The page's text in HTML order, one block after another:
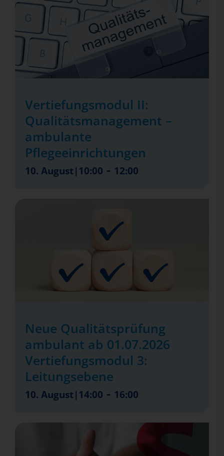
Vertiefungsmodul II:
Qualitätsmanagement –
ambulante
Pflegeeinrichtungen
10. August|10:00 - 12:00
Neue Qualitätsprüfung
ambulant ab 01.07.2026
Vertiefungsmodul 3:
Leitungsebene
10. August|14:00 - 16:00